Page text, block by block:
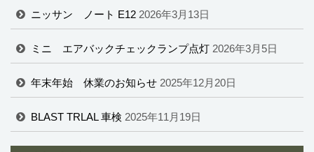
ニッサン ノート E12 2026年3月13日
ミニ エアバックチェックランプ点灯 2026年3月5日
年末年始 休業のお知らせ 2025年12月20日
BLAST TRLAL 車検 2025年11月19日